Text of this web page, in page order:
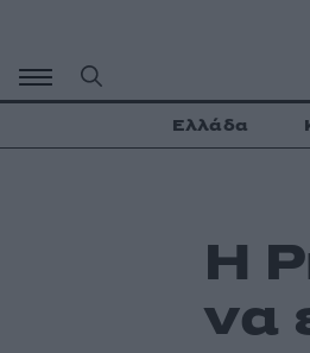
περιεχόμενο
Ελλάδα
Η
να